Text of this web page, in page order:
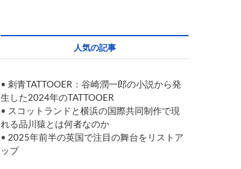
人気の記事
• 刺青TATTOOER：谷崎潤一郎の小説から発
生した2024年のTATTOOER
• スコットランドと横浜の国際共同制作で現
れる品川猿とは何者なのか
• 2025年前半の英国で注目の舞台をリストア
ップ